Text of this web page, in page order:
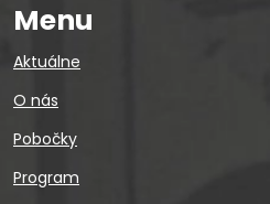
Menu
Aktuálne
O nás
Pobočky
Program